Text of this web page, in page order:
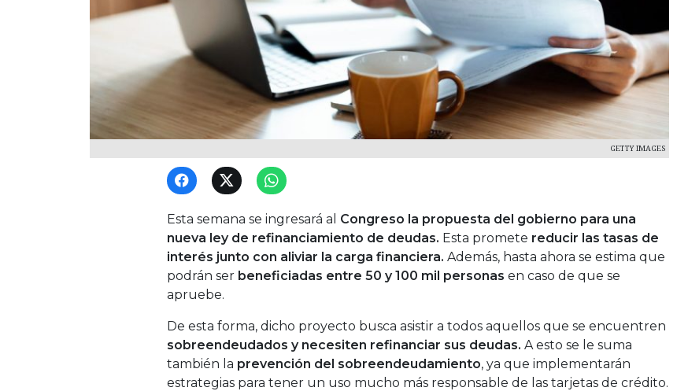
GETTY IMAGES
Esta semana se ingresará al Congreso la propuesta del gobierno para una
nueva ley de refinanciamiento de deudas. Esta promete reducir las tasas de
interés junto con aliviar la carga financiera. Además, hasta ahora se estima que
podrán ser beneficiadas entre 50 y 100 mil personas en caso de que se
apruebe.
De esta forma, dicho proyecto busca asistir a todos aquellos que se encuentren
sobreendeudados y necesiten refinanciar sus deudas. A esto se le suma
también la prevención del sobreendeudamiento, ya que implementarán
estrategias para tener un uso mucho más responsable de las tarjetas de crédito.